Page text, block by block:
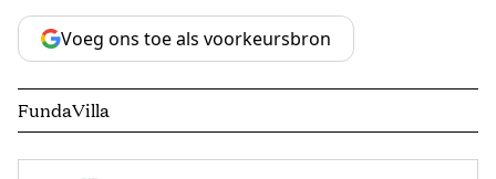
Voeg ons toe als voorkeursbron
FundaVilla